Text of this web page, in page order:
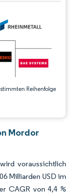
Reihenfolge
Namensnennung
Mordor
voraussichtlich
Milliarden USD im
CAGR von 4,4 %